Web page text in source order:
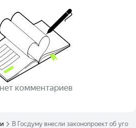
комментариев
В Госдуму внесли законопроект об